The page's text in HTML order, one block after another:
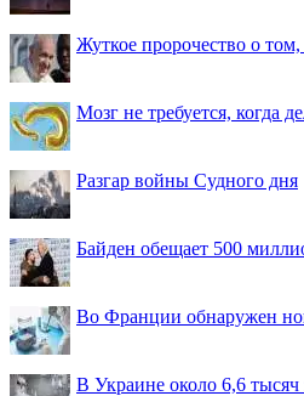
Жуткое пророчество о
Мозг не требуется, когда
Разгар войны Судного дня
Байден обещает 500
Во Франции обнаружен
В Украине около 6,6